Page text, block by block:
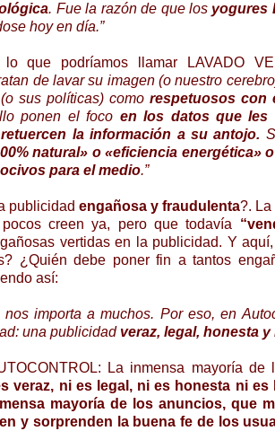
. Fue la razón de que losyogures
hoy en día.”
lo que podríamos llamar LAVADO
de lavar su imagen (o nuestro
sus políticas) como respetuosos con
ponen el foco en los datos que les
la información a su antojo.
natural» o «eficiencia energética»
para el medio.”
publicidadengañosa y fraudulenta?. La
creen ya, pero que todavía
vertidas en la publicidad. Y
¿Quién debe poner fin a tantos
así:
importa a muchos. Por eso, en
una publicidad veraz, legal, honesta y
La inmensa mayoría
veraz, ni es legal, ni es honesta ni es
mayoría de los anuncios, que
y sorprenden la buena fe de los